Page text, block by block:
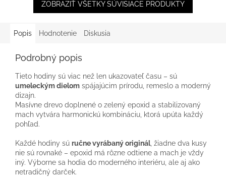
ZOBRAZIŤ VŠETKY SÚVISIACE PRODUKTY
Popis Hodnotenie Diskusia
Podrobný popis
Tieto hodiny sú viac než len ukazovateľ času – sú
umeleckým dielom spájajúcim prírodu, remeslo a moderný
dizajn.
Masívne drevo doplnené o zelený epoxid a stabilizovaný
mach vytvára harmonickú kombináciu, ktorá upúta každý
pohľad.
Každé hodiny sú ručne vyrábaný originál, žiadne dva kusy
nie sú rovnaké – epoxid má rôzne odtiene a mach je vždy
iný. Výborne sa hodia do moderného interiéru, ale aj ako
netradičný darček.